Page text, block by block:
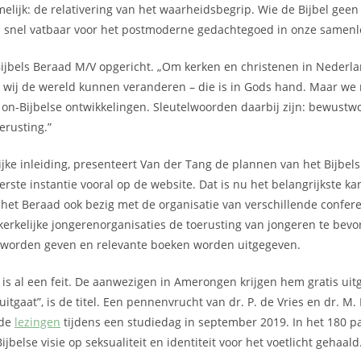
de relativering van het waarheidsbegrip. Wie de Bijbel
vatbaar voor het postmoderne gedachtegoed in onze
Beraad M/V opgericht. „Om kerken en christenen in
de wereld kunnen veranderen – die is in Gods hand. Maar we
Bijbelse ontwikkelingen. Sleutelwoorden daarbij zijn:
inleiding, presenteert Van der Tang de plannen van het Bijbels
instantie vooral op de website. Dat is nu het belangrijkste
Beraad ook bezig met de organisatie van verschillende
jongerenorganisaties de toerusting van jongeren te
geven en relevante boeken worden uitgegeven.
al een feit. De aanwezigen in Amerongen krijgen hem gratis
is de titel. Een pennenvrucht van dr. P. de Vries en dr. M.
lezingen tijdens een studiedag in september 2019. In het 180
visie op seksualiteit en identiteit voor het voetlicht